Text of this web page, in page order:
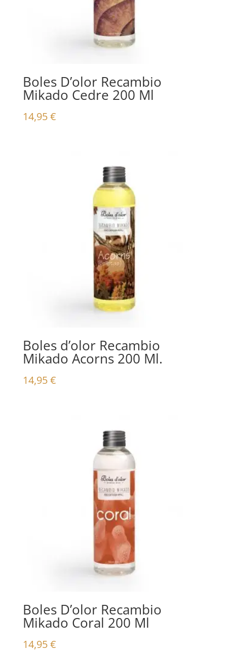
Boles D’olor Recambio
Mikado Cedre 200 Ml
14,95€
Boles d’olor Recambio
Mikado Acorns 200 Ml.
14,95€
Boles D’olor Recambio
Mikado Coral 200 Ml
14,95€